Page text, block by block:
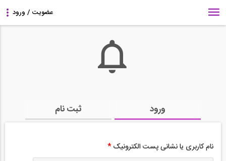
ورود ثبت نام
نام کاربری یا نشانی پست الکترونیک *